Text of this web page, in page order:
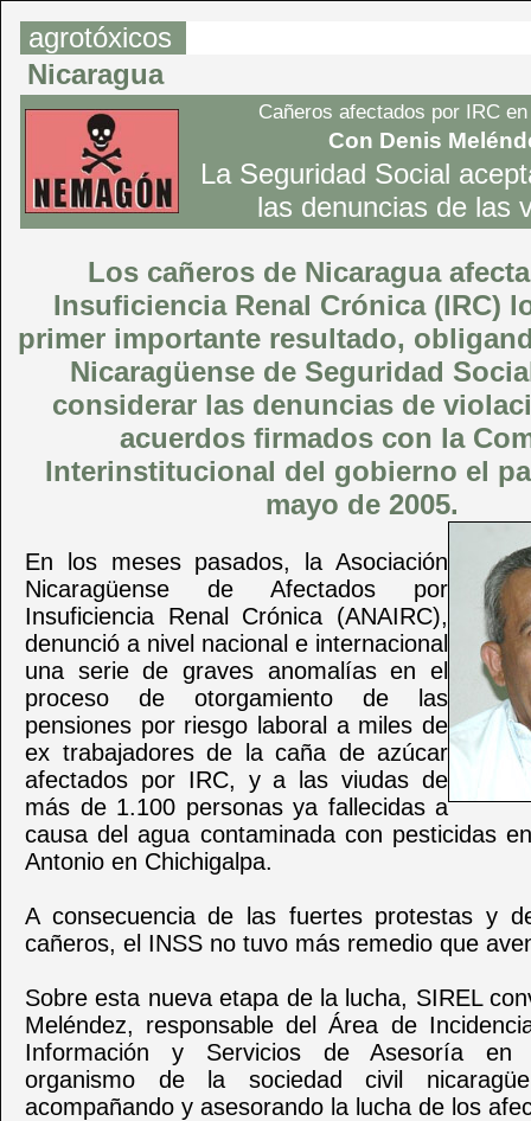
agrotóxicos
Nicaragua
Cañeros afectados por IRC
Con Denis
La Seguridad Social
las denuncias de las
Los cañeros de Nicaragua
Insuficiencia Renal Crónica (IRC)
primer importante resultado,
Nicaragüense de Seguridad
considerar las denuncias de
acuerdos firmados con la
Interinstitucional del gobierno el
mayo de 2005.
En los meses pasados, la Asociación
Nicaragüense de Afectados por
Insuficiencia Renal Crónica (ANAIRC),
denunció a nivel nacional e internacional
una serie de graves anomalías en el
proceso de otorgamiento de las
pensiones por riesgo laboral a miles de
ex trabajadores de la caña de azúcar
afectados por IRC, y a las viudas de
más de 1.100 personas ya fallecidas a
causa del agua contaminada con pesticidas
Antonio en Chichigalpa.
A consecuencia de las fuertes protestas y
cañeros, el INSS no tuvo más remedio que
Sobre esta nueva etapa de la lucha, SIREL
Meléndez, responsable del Área de
Información y Servicios de Asesoría en
organismo de la sociedad civil
acompañando y asesorando la lucha de los